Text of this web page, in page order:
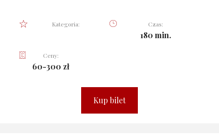
Kategoria: Czas:
180 min.
Ceny:
60-300 zł
Kup bilet